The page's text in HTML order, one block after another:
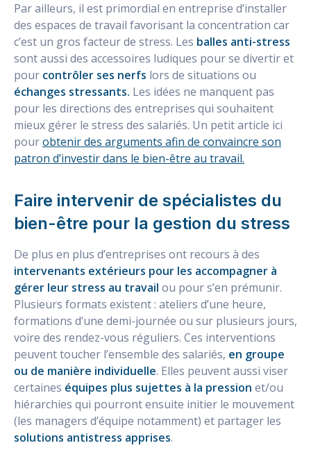
Par ailleurs, il est primordial en entreprise d’installer
des espaces de travail favorisant la concentration car
c’est un gros facteur de stress. Les balles anti-stress
sont aussi des accessoires ludiques pour se divertir et
pour contrôler ses nerfs lors de situations ou
échanges stressants. Les idées ne manquent pas
pour les directions des entreprises qui souhaitent
mieux gérer le stress des salariés. Un petit article ici
pourobtenir des arguments afin de convaincre son
patron d’investir dans le bien-être au travail.
Faire intervenir de spécialistes du
bien-être pour la gestion du stress
De plus en plus d’entreprises ont recours à des
intervenants extérieurs pour les accompagner à
gérer leur stress au travail ou pour s’en prémunir.
Plusieurs formats existent : ateliers d’une heure,
formations d’une demi-journée ou sur plusieurs jours,
voire des rendez-vous réguliers. Ces interventions
peuvent toucher l’ensemble des salariés, en groupe
ou de manière individuelle. Elles peuvent aussi viser
certaines équipes plus sujettes à la pression et/ou
hiérarchies qui pourront ensuite initier le mouvement
(les managers d’équipe notamment) et partager les
solutions antistress apprises.